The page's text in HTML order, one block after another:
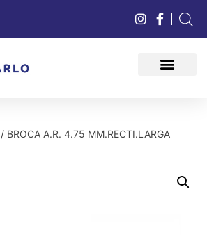
/ BROCA A.R. 4.75 MM.RECTI.LARGA